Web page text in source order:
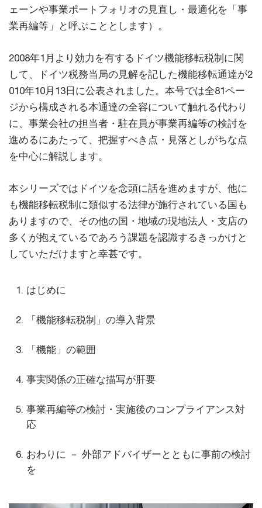
ェーンや事業ポートフォリオの見直し・最適化を「事
業再編等」と呼ぶこととします）。
2008年1月より効力を有するドイツ機能移転税制に関
して、ドイツ税務当局の見解を記した機能移転通達が2
010年10月13日に公表されました。本号では全81ペー
ジから構成される本通達の全容について触れる代わり
に、事業会社の担当者・駐在員が事業再編等の検討を
進めるにあたって、把握すべき点・見落としがちな点
を中心に解説します。
本シリーズではドイツを念頭に話を進めますが、他に
も機能移転税制に類似する法律が施行されている国も
ありますので、その他の国・地域の現地法人・支店の
多くが抱えているであろう課題を認識するきっかけと
していただけますと幸甚です。
はじめに
「機能移転税制」の導入背景
「機能」の範囲
事実関係の正確な描写が肝要
事業再編等の検討・実施後のコンプライアンス対
応
おわりに － 外部アドバイザーとともに事前の検討
を